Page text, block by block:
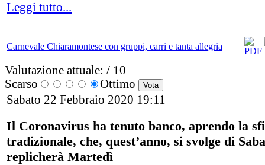
Leggi tutto...
Carnevale Chiaramontese con gruppi, carri e tanta allegria
Valutazione attuale: / 10
Scarso
Ottimo
Sabato 22 Febbraio 2020 19:11
Il Coronavirus ha tenuto banco, aprendo la
tradizionale, che, quest’anno, si svolge di
replicherà Martedì